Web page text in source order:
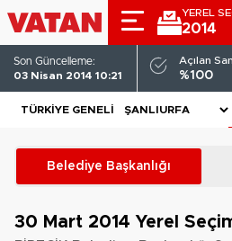
YEREL
2014
Son Güncelleme:
03 Nisan 2014 10:21
Açılan
%100
TÜRKIYE GENELI
Belediye Başkanlığı
30 Mart 2014 Yerel